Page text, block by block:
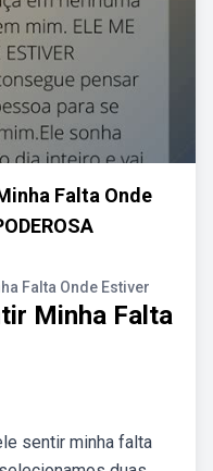
Falta Onde
Falta Onde Estiver
Minha Falta
sentir minha falta